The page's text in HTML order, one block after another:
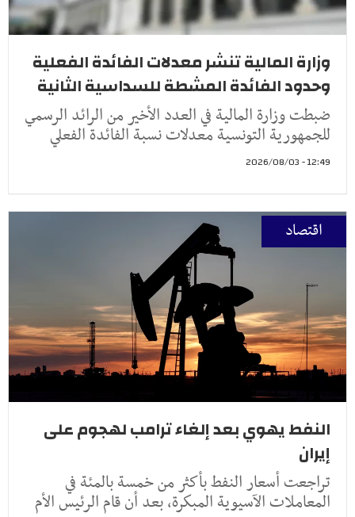
وزارة المالية تنشر معدلات الفائدة الفعلية
وحدود الفائدة المشطة للسداسية الثانية
ضبطت وزارة المالية في العدد الأخير من الرائد الرسمي
للجمهورية التونسية معدلات نسبة الفائدة الفعلي
12:49 - 2026/08/03
اقتصاد
النفط يهوي بعد إلغاء ترامب لهجوم على
إيران
تراجعت أسعار النفط ​بأكثر من خمسة ‌بالمئة في
المعاملات الآسيوية المبكرة، بعد أن ​قام الرئيس ​الأم